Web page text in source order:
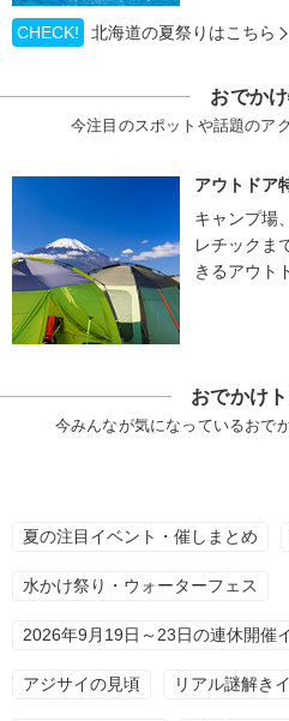
CHECK! 北海道の夏祭りはこちら
おでか
今注目のスポットや話題のア
アウトドア
キャンプ場
レチックま
きるアウト
おでかけ
今みんなが気になっているおで
夏の注目イベント・催しまとめ
水かけ祭り・ウォーターフェス
2026年9月19日～23日の連休開催
アジサイの見頃 リアル謎解き